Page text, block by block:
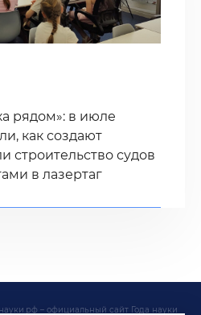
рядом»: в июле
как создают
строительство судов
в лазертаг
– официальный сайт Года науки